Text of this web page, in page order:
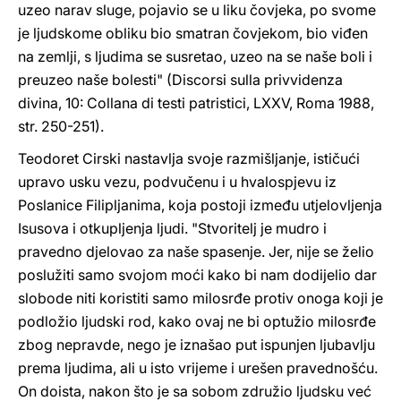
uzeo narav sluge, pojavio se u liku čovjeka, po svome
je ljudskome obliku bio smatran čovjekom, bio viđen
na zemlji, s ljudima se susretao, uzeo na se naše boli i
preuzeo naše bolesti" (Discorsi sulla privvidenza
divina, 10: Collana di testi patristici, LXXV, Roma 1988,
str. 250-251).
Teodoret Cirski nastavlja svoje razmišljanje, ističući
upravo usku vezu, podvučenu i u hvalospjevu iz
Poslanice Filipljanima, koja postoji između utjelovljenja
Isusova i otkupljenja ljudi. "Stvoritelj je mudro i
pravedno djelovao za naše spasenje. Jer, nije se želio
poslužiti samo svojom moći kako bi nam dodijelio dar
slobode niti koristiti samo milosrđe protiv onoga koji je
podložio ljudski rod, kako ovaj ne bi optužio milosrđe
zbog nepravde, nego je iznašao put ispunjen ljubavlju
prema ljudima, ali u isto vrijeme i urešen pravednošću.
On doista, nakon što je sa sobom združio ljudsku već